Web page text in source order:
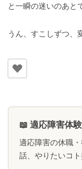
と一瞬の迷いのあと
うん、すこしずつ、
📖 適応障害体
適応障害の休職
話、やりたいコ